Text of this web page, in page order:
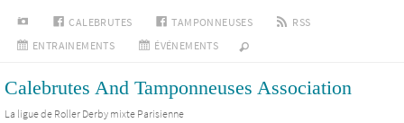
Passer
vers
contenu
INSTAGRAMCALEBRUTES TAMPONNEUSES
RSS
ENTRAINEMENTS
ÉVÉNEMENTS
Calebrutes And Tamponneuses Association
La ligue de Roller Derby mixte Parisienne